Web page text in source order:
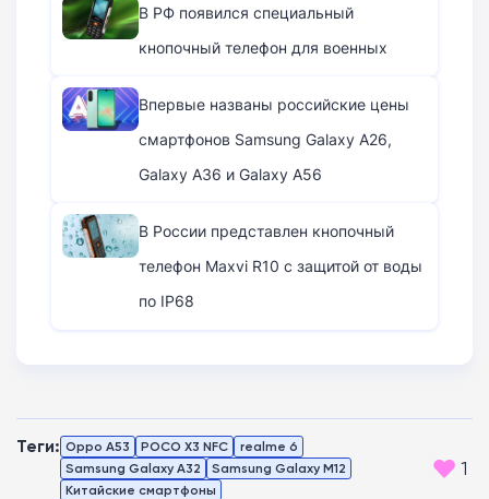
В РФ появился специальный
кнопочный телефон для военных
Впервые названы российские цены
смартфонов Samsung Galaxy A26,
Galaxy A36 и Galaxy A56
В России представлен кнопочный
телефон Maxvi R10 с защитой от воды
по IP68
Теги: Oppo A53 POCO X3 NFC
realme 6
Samsung Galaxy A32
Samsung Galaxy M12
Китайские смартфоны
1